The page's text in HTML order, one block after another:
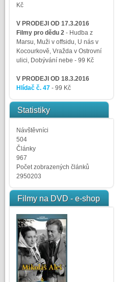
Kč
V PRODEJI OD 17.3.2016
Filmy pro dědu 2- Hudba z
Marsu, Muži v offsidu, U nás v
Kocourkově, Vražda v Ostrovní
ulici, Dobývání nebe - 99 Kč
V PRODEJI OD 18.3.2016
Hlídač č. 47- 99 Kč
Statistiky
Návštěvníci
504
Články
967
Počet zobrazených článků
2950203
Filmy na DVD - e-shop